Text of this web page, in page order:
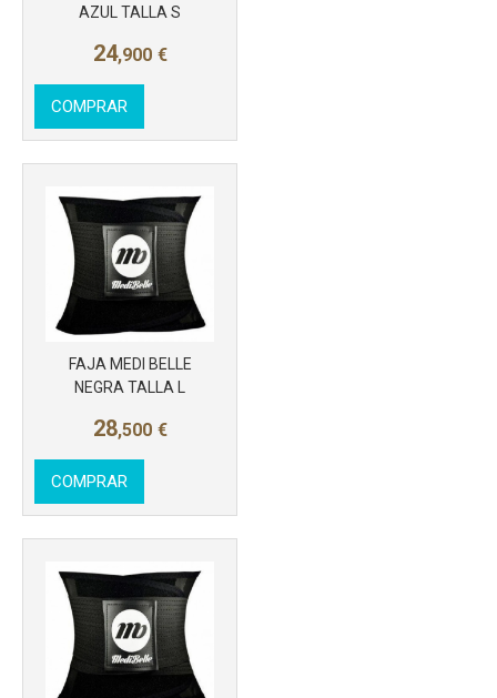
AZUL TALLA S
24,900 €
COMPRAR
FAJA MEDI BELLE
NEGRA TALLA L
28,500 €
COMPRAR